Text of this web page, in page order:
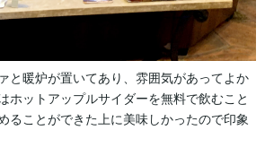
と暖炉が置いてあり、雰囲気があってよか
ホットアップルサイダーを無料で飲むこと
ることができた上に美味しかったので印象